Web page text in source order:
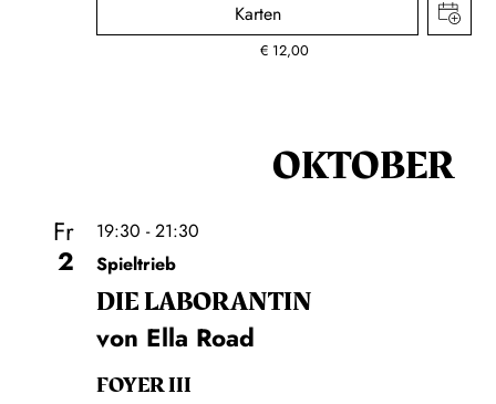
Karten
€ 12,00
OKTOBER
Fr
2
19:30 - 21:30
Spieltrieb
DIE LA­BO­RAN­TIN
von Ella Road
FOYER III